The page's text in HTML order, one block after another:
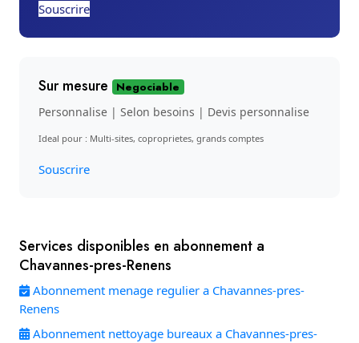
Souscrire
Sur mesure
Negociable
Personnalise | Selon besoins | Devis personnalise
Ideal pour : Multi-sites, coproprietes, grands comptes
Souscrire
Services disponibles en abonnement a
Chavannes-pres-Renens
Abonnement menage regulier a Chavannes-pres-
Renens
Abonnement nettoyage bureaux a Chavannes-pres-